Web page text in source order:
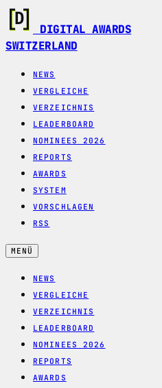
DIGITAL AWARDS
SWITZERLAND
NEWS
VERGLEICHE
VERZEICHNIS
LEADERBOARD
NOMINEES 2026
REPORTS
AWARDS
SYSTEM
VORSCHLAGEN
RSS
MENÜ
NEWS
VERGLEICHE
VERZEICHNIS
LEADERBOARD
NOMINEES 2026
REPORTS
AWARDS